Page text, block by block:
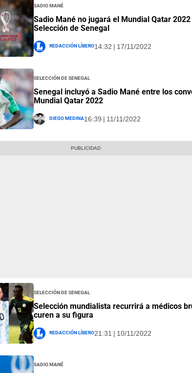
Sadio Mané
Sadio Mané no jugará el Mundial Qatar 2022
Selección de Senegal
Redacción Líbero14:32 | 17/11/2022
Selección de Senegal
Senegal incluyó a Sadio Mané entre los
Mundial Qatar 2022
Diego Medina16:39 | 11/11/2022
Selección de Senegal
Selección mundialista recurrirá a médicos
curen a su figura
Redacción Líbero21:31 | 10/11/2022
Sadio Mané